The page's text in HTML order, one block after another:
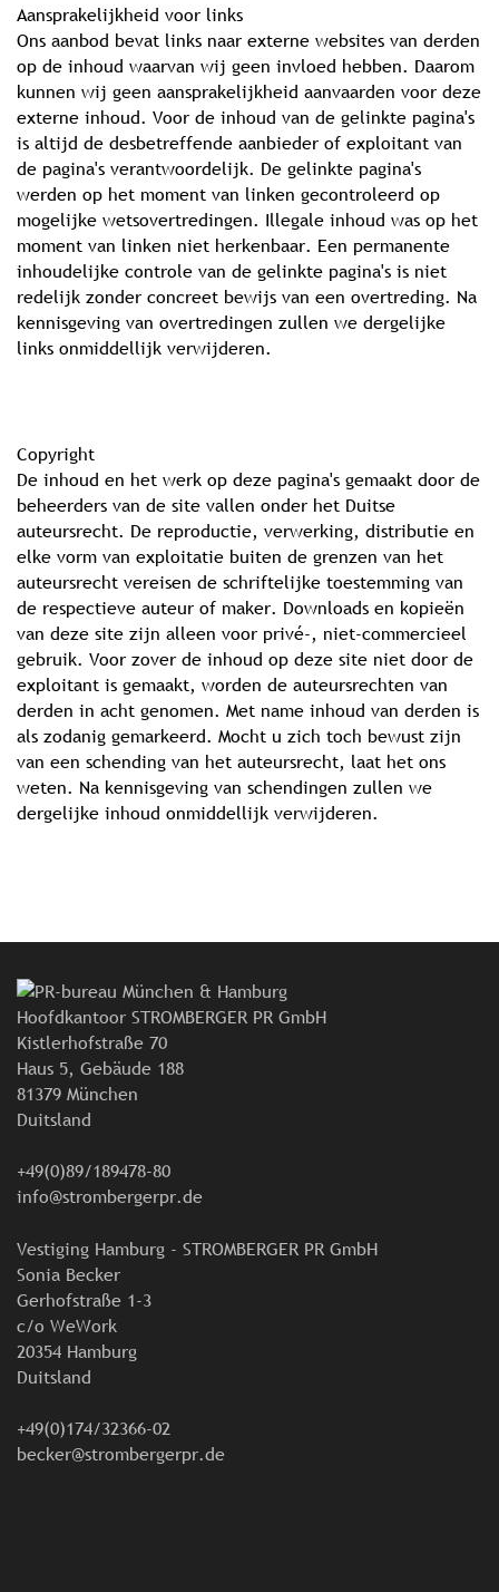
Aansprakelijkheid voor links
Ons aanbod bevat links naar externe websites van derden
op de inhoud waarvan wij geen invloed hebben. Daarom
kunnen wij geen aansprakelijkheid aanvaarden voor deze
externe inhoud. Voor de inhoud van de gelinkte pagina's
is altijd de desbetreffende aanbieder of exploitant van
de pagina's verantwoordelijk. De gelinkte pagina's
werden op het moment van linken gecontroleerd op
mogelijke wetsovertredingen. Illegale inhoud was op het
moment van linken niet herkenbaar. Een permanente
inhoudelijke controle van de gelinkte pagina's is niet
redelijk zonder concreet bewijs van een overtreding. Na
kennisgeving van overtredingen zullen we dergelijke
links onmiddellijk verwijderen.
Copyright
De inhoud en het werk op deze pagina's gemaakt door de
beheerders van de site vallen onder het Duitse
auteursrecht. De reproductie, verwerking, distributie en
elke vorm van exploitatie buiten de grenzen van het
auteursrecht vereisen de schriftelijke toestemming van
de respectieve auteur of maker. Downloads en kopieën
van deze site zijn alleen voor privé-, niet-commercieel
gebruik. Voor zover de inhoud op deze site niet door de
exploitant is gemaakt, worden de auteursrechten van
derden in acht genomen. Met name inhoud van derden is
als zodanig gemarkeerd. Mocht u zich toch bewust zijn
van een schending van het auteursrecht, laat het ons
weten. Na kennisgeving van schendingen zullen we
dergelijke inhoud onmiddellijk verwijderen.
Hoofdkantoor STROMBERGER PR GmbH
Kistlerhofstraße 70
Haus 5, Gebäude 188
81379 München
Duitsland
+49(0)89/189478-80
info@strombergerpr.de
Vestiging Hamburg - STROMBERGER PR GmbH
Sonia Becker
Gerhofstraße 1-3
c/o WeWork
20354 Hamburg
Duitsland
+49(0)174/32366-02
becker@strombergerpr.de